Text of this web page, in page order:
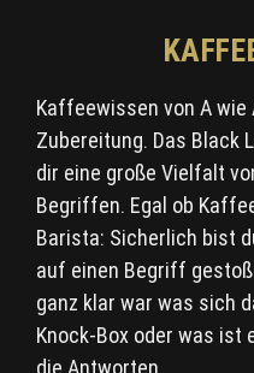
Kaffeewissen von A
Zubereitung. Das Black
dir eine große Vielfalt
Begriffen. Egal ob
Barista: Sicherlich bist
auf einen Begriff
ganz klar war was sich
Knock-Box oder was ist